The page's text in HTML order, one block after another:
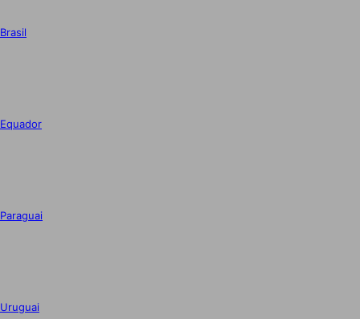
Brasil
Equador
Paraguai
Uruguai